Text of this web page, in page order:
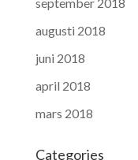
augusti 2018
juni 2018
april 2018
mars 2018
Categories